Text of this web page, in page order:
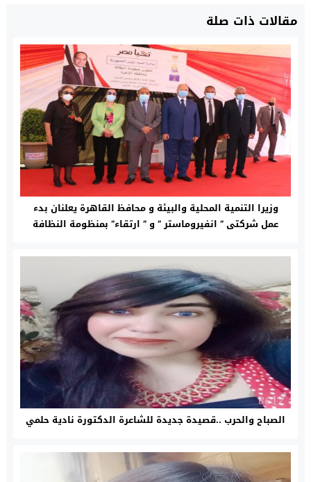
مقالات ذات صلة
وزيرا التنمية المحلية والبيئة و محافظ القاهرة يعلنان بدء
عمل شركتى ” انفيروماستر ” و ” ارتقاء” بمنظومة النظافة
الصباح والحرب ..قصيدة جديدة للشاعرة الدكتورة نادية حلمي